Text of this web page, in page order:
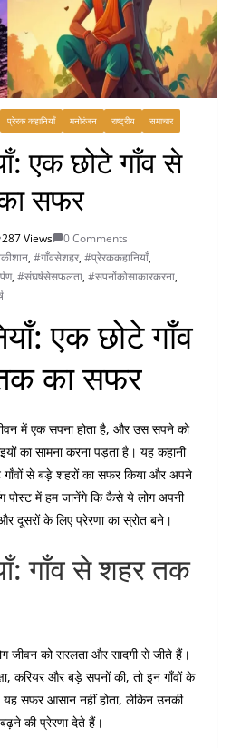
प्रेरक कहानियाँ मनोरंजन राष्ट्रीय समाचार
एक छोटे गाँव से
सफर
287 Views
0 Comments
,#गाँवसेशहर,#प्रेरककहानियाँ,
,#संघर्षसेसफलता,#सपनोंकोसाकारकरना,
एक छोटे गाँव
का सफर
में एक सपना होता है, और उस सपने को
का सामना करना पड़ता है। यह कहानी
गाँवों से बड़े शहरों का सफर किया और अपने
पोस्ट में हम जानेंगे कि कैसे ये लोग अपनी
के लिए प्रेरणा का स्रोत बने।
गाँव से शहर तक
जीवन को सरलता और सादगी से जीते हैं।
करियर और बड़े सपनों की, तो इन गाँवों के
सफर आसान नहीं होता, लेकिन उनकी
की प्रेरणा देते हैं।